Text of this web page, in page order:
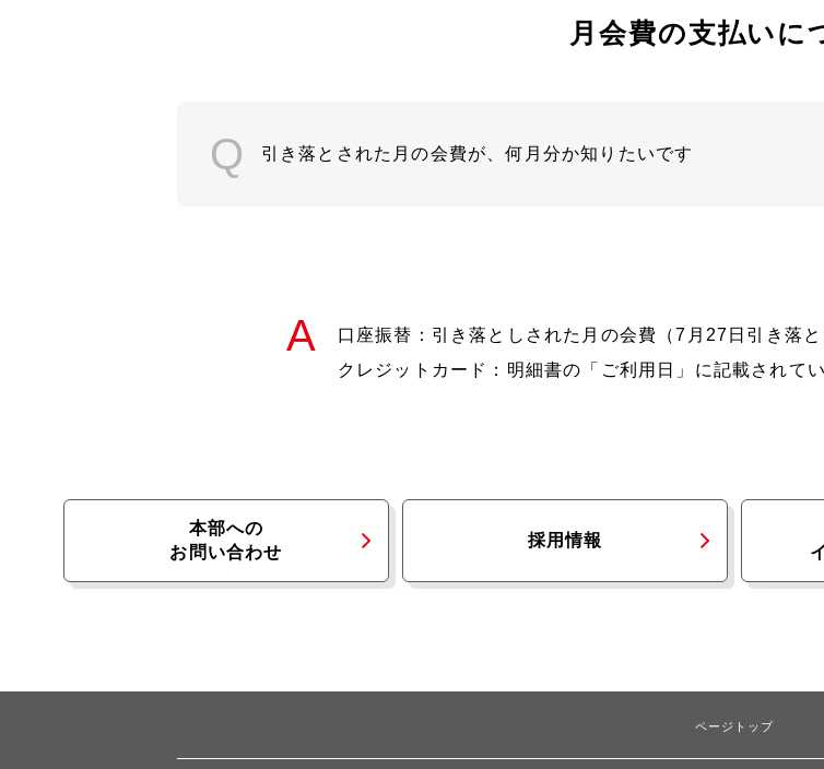
月会費の支払いに
引き落とされた月の会費が、何月分か知りたいです
口座振替：引き落としされた月の会費（7月27日引き落と
クレジットカード：明細書の「ご利用日」に記載されて
本部への
お問い合わせ
採用情報
ページトップ